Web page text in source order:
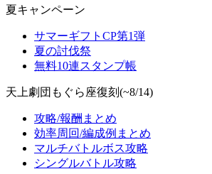
夏キャンペーン
サマーギフトCP第1弾
夏の討伐祭
無料10連スタンプ帳
天上劇団もぐら座復刻(~8/14)
攻略/報酬まとめ
効率周回/編成例まとめ
マルチバトルボス攻略
シングルバトル攻略